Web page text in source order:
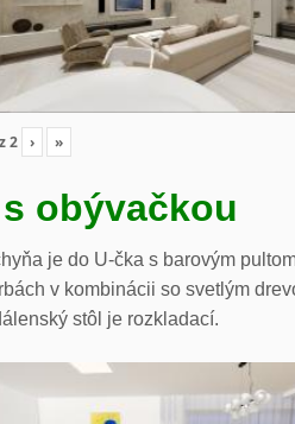
z2 › »
obývačkou
je do U-čka s barovým
v kombinácii so svetlým
stôl je rozkladací.